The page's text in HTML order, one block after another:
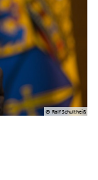
© Ralf Schultheiß